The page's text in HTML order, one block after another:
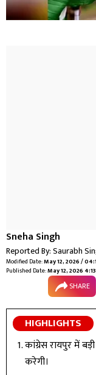
Sneha Singh
Reported By:Saurabh
Modified Date:May 12, 2026 /
Published Date:May 12, 2026
SHARE
HIGHLIGHTS
कांग्रेस रायपुर में
करेगी।